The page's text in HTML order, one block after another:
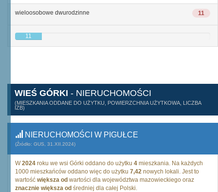
11
wieloosobowe dwurodzinne
11
WIEŚ GÓRKI - NIERUCHOMOŚCI
(MIESZKANIA ODDANE DO UŻYTKU, POWIERZCHNIA UŻYTKOWA, LICZBA
IZB)
NIERUCHOMOŚCI W PIGUŁCE
(Źródło: GUS, 31.XII.2024)
W2024 roku we wsi Górki oddano do użytku 4 mieszkania. Na każdych
1000 mieszkańców oddano więc do użytku 7,42 nowych lokali. Jest to
wartość większa od wartości dla województwa mazowieckiego oraz
znacznie większa od średniej dla całej Polski.